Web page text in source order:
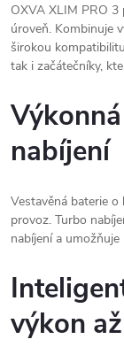
OXVA XLIM PRO 3
úroveň. Kombinuje
širokou
tak i začátečníky,
nabíjení
Vestavěná baterie o
provoz. Turbo
nabíjení a
výkon